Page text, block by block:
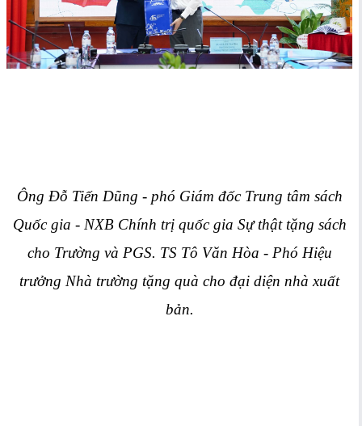
Ông Đỗ Tiến Dũng - phó Giám đốc Trung tâm sách
Quốc gia - NXB Chính trị quốc gia Sự thật tặng sách
cho Trường và PGS. TS Tô Văn Hòa - Phó Hiệu
trưởng Nhà trường tặng quà cho đại diện nhà xuất
bản.